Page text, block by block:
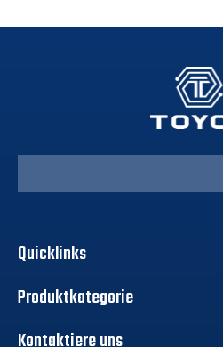
Quicklinks
Produktkategorie
Kontaktiere uns